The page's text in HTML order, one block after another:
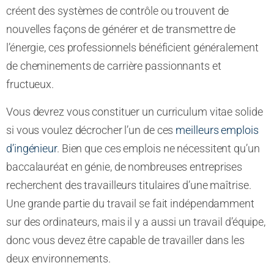
créent des systèmes de contrôle ou trouvent de
nouvelles façons de générer et de transmettre de
l’énergie, ces professionnels bénéficient généralement
de cheminements de carrière passionnants et
fructueux.
Vous devrez vous constituer un curriculum vitae solide
si vous voulez décrocher l’un de ces meilleurs emplois
d’ingénieur. Bien que ces emplois ne nécessitent qu’un
baccalauréat en génie, de nombreuses entreprises
recherchent des travailleurs titulaires d’une maîtrise.
Une grande partie du travail se fait indépendamment
sur des ordinateurs, mais il y a aussi un travail d’équipe,
donc vous devez être capable de travailler dans les
deux environnements.